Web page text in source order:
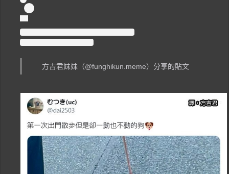
方吉君妹妹（@funghikun.meme）分享的貼文